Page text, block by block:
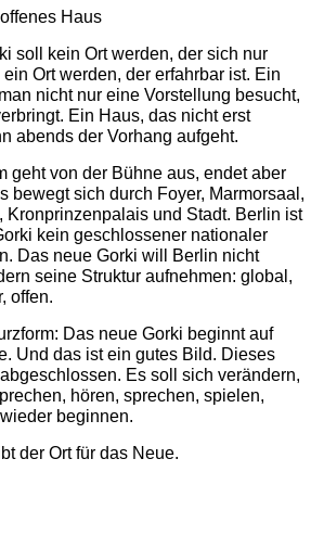
Haus
soll kein Ort werden, der sich nur
Ort werden, der erfahrbar ist. Ein
nicht nur eine Vorstellung besucht,
Ein Haus, das nicht erst
abends der Vorhang aufgeht.
geht von der Bühne aus, endet aber
bewegt sich durch Foyer, Marmorsaal,
Kronprinzenpalais und Stadt. Berlin ist
kein geschlossener nationaler
Das neue Gorki will Berlin nicht
seine Struktur aufnehmen: global,
offen.
Das neue Gorki beginnt auf
Und das ist ein gutes Bild. Dieses
Es soll sich verändern,
hören, sprechen, spielen,
beginnen.
der Ort für das Neue.